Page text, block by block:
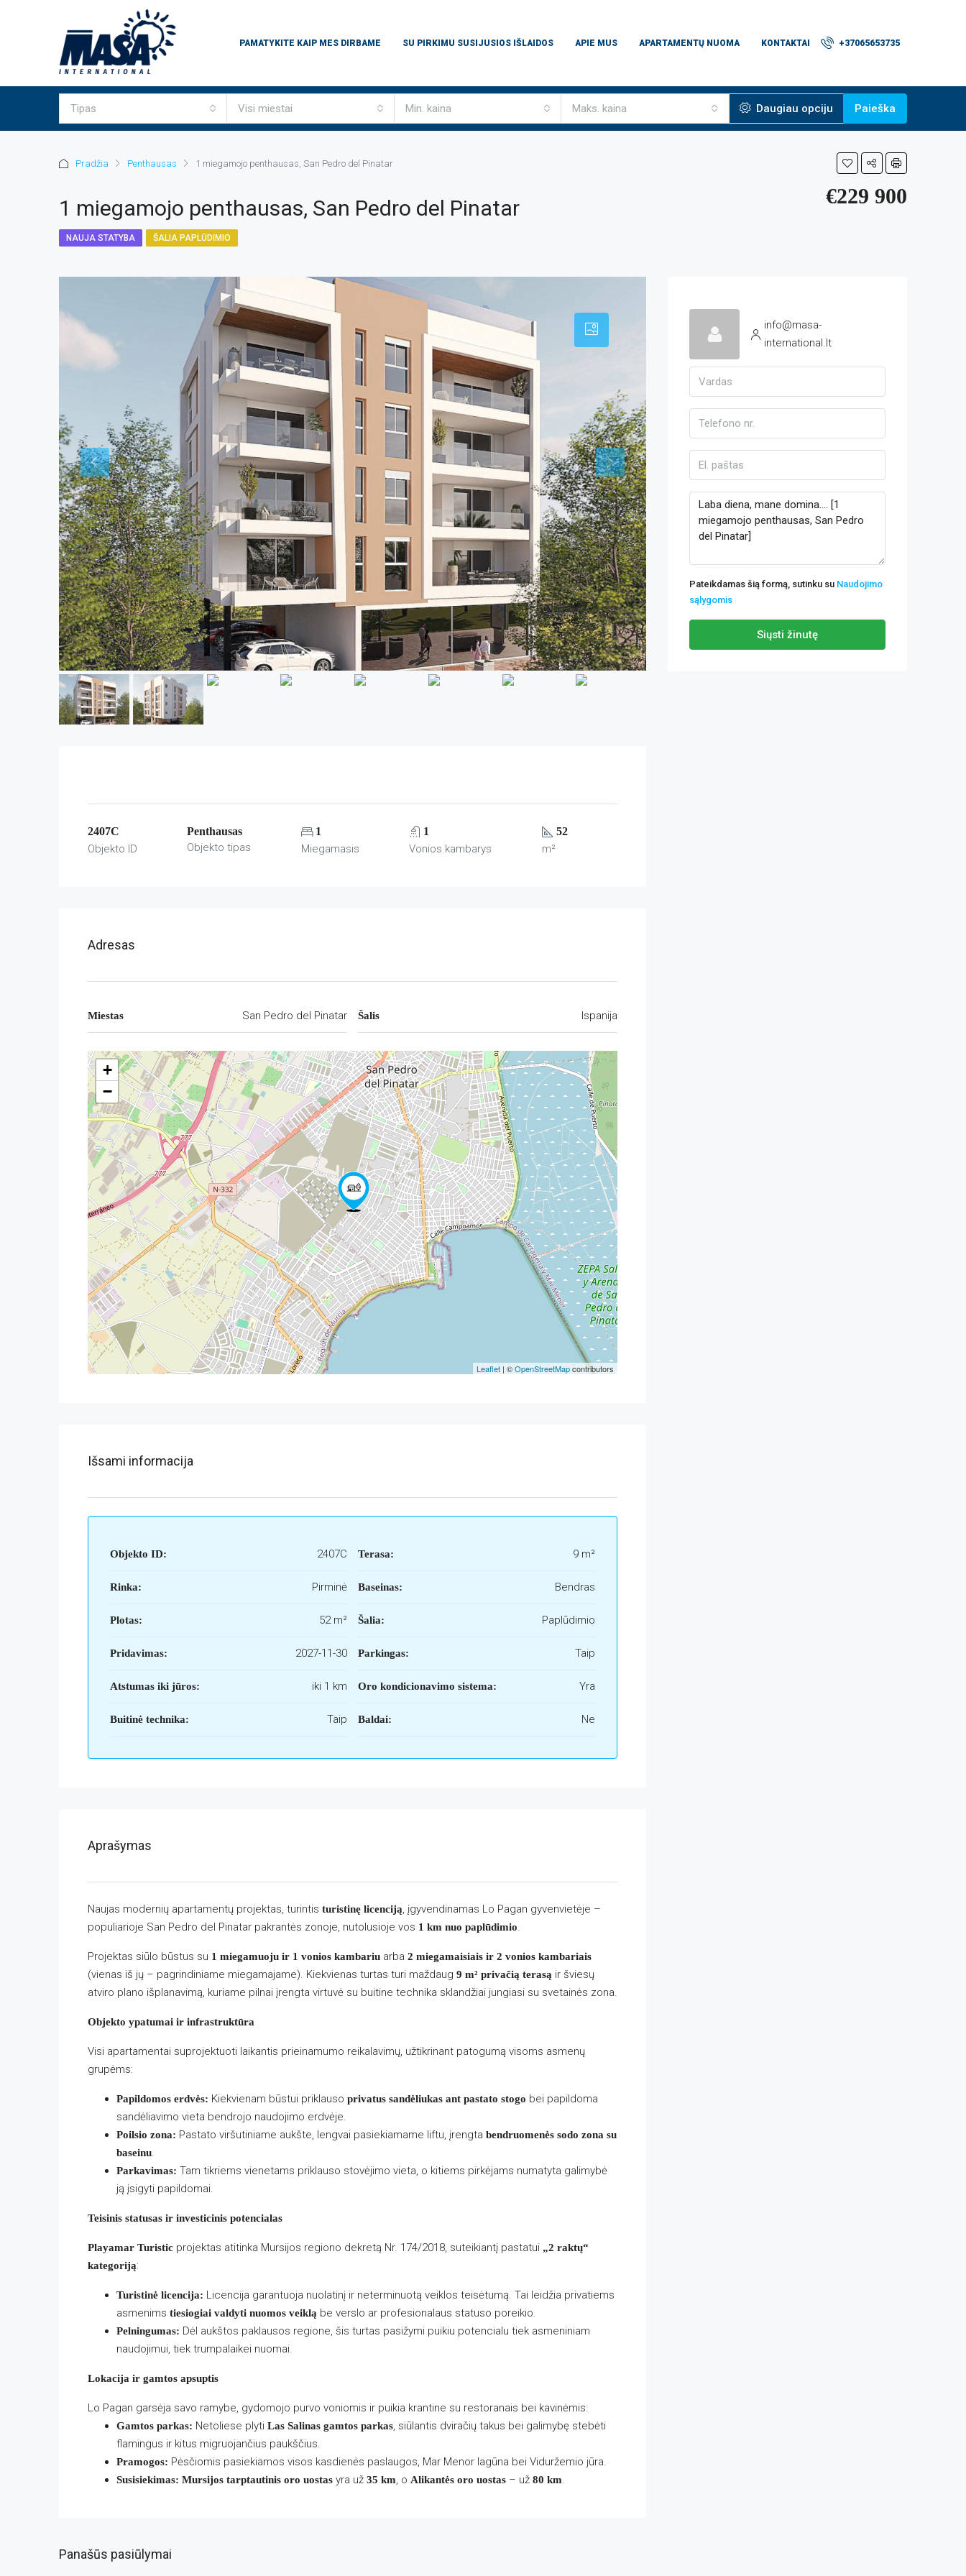
PAMATYKITE KAIP MES DIRBAME SU PIRKIMU SUSIJUSIOS IŠLAIDOS APIE MUS APARTAMENTŲ NUOMA KONTAKTAI +37065653735
Tipas Visi miestai Min. kaina Maks. kaina Daugiau opciju Paieška
Pradžia Penthausas 1 miegamojo penthausas, San Pedro del Pinatar
1 miegamojo penthausas, San Pedro del Pinatar €229 900
NAUJA STATYBA ŠALIA PAPLŪDIMIO
2407C
Objekto ID
Penthausas
Objekto tipas
1
Miegamasis
1
Vonios kambarys
52
m²
Adresas
Miestas San Pedro del Pinatar Šalis Ispanija
+
−
Leaflet | ©OpenStreetMapcontributors
Išsami informacija
Objekto ID: 2407C
Rinka: Pirminė
Plotas: 52 m²
Pridavimas: 2027-11-30
Atstumas iki jūros: iki 1 km
Buitinė technika: Taip
Terasa: 9 m²
Baseinas: Bendras
Šalia: Paplūdimio
Parkingas: Taip
Oro kondicionavimo sistema: Yra
Baldai: Ne
Aprašymas
Naujas modernių apartamentų projektas, turintis turistinę licenciją, įgyvendinamas Lo Pagan gyvenvietėje –
populiarioje San Pedro del Pinatar pakrantės zonoje, nutolusioje vos 1 km nuo paplūdimio.
Projektas siūlo būstus su 1 miegamuoju ir 1 vonios kambariu arba 2 miegamaisiais ir 2 vonios kambariais
(vienas iš jų – pagrindiniame miegamajame). Kiekvienas turtas turi maždaug 9 m² privačią terasą ir šviesų
atviro plano išplanavimą, kuriame pilnai įrengta virtuvė su buitine technika sklandžiai jungiasi su svetainės zona.
Objekto ypatumai ir infrastruktūra
Visi apartamentai suprojektuoti laikantis prieinamumo reikalavimų, užtikrinant patogumą visoms asmenų
grupėms:
Papildomos erdvės: Kiekvienam būstui priklauso privatus sandėliukas ant pastato stogo bei papildoma
sandėliavimo vieta bendrojo naudojimo erdvėje.
Poilsio zona: Pastato viršutiniame aukšte, lengvai pasiekiamame liftu, įrengta bendruomenės sodo zona su
baseinu.
Parkavimas: Tam tikriems vienetams priklauso stovėjimo vieta, o kitiems pirkėjams numatyta galimybė
ją įsigyti papildomai.
Teisinis statusas ir investicinis potencialas
Playamar Turistic projektas atitinka Mursijos regiono dekretą Nr. 174/2018, suteikiantį pastatui „2 raktų“
kategoriją:
Turistinė licencija: Licencija garantuoja nuolatinį ir neterminuotą veiklos teisėtumą. Tai leidžia privatiems
asmenims tiesiogiai valdyti nuomos veiklą be verslo ar profesionalaus statuso poreikio.
Pelningumas: Dėl aukštos paklausos regione, šis turtas pasižymi puikiu potencialu tiek asmeniniam
naudojimui, tiek trumpalaikei nuomai.
Lokacija ir gamtos apsuptis
Lo Pagan garsėja savo ramybe, gydomojo purvo voniomis ir puikia krantine su restoranais bei kavinėmis:
Gamtos parkas: Netoliese plyti Las Salinas gamtos parkas, siūlantis dviračių takus bei galimybę stebėti
flamingus ir kitus migruojančius paukščius.
Pramogos: Pėsčiomis pasiekiamos visos kasdienės paslaugos, Mar Menor lagūna bei Viduržemio jūra.
Susisiekimas: Mursijos tarptautinis oro uostas yra už 35 km, o Alikantės oro uostas – už 80 km.
Panašūs pasiūlymai
info@masa-
international.lt
Pateikdamas šią formą, sutinku su Naudojimo
sąlygomis
Siųsti žinutę